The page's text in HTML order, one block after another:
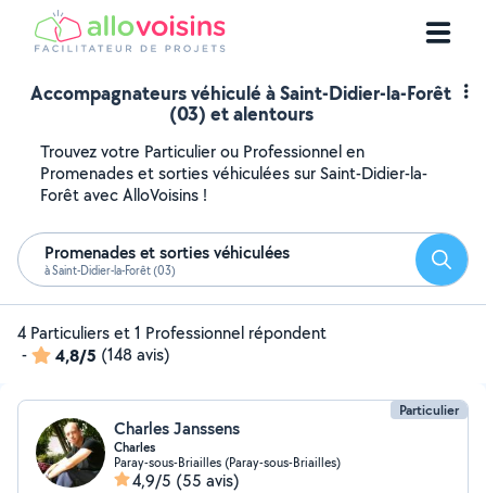
Accompagnateurs véhiculé à Saint-Didier-la-Forêt
(03) et alentours
Trouvez votre Particulier ou Professionnel en
Promenades et sorties véhiculées sur Saint-Didier-la-
Forêt avec AlloVoisins !
Promenades et sorties véhiculées
à Saint-Didier-la-Forêt (03)
4 Particuliers et 1 Professionnel répondent
-
4,8/5 (148 avis)
Particulier
Charles Janssens
Charles
Paray-sous-Briailles (Paray-sous-Briailles)
4,9/5 (55 avis)